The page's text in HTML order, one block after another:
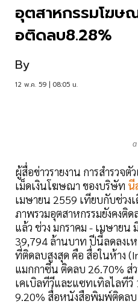
อุตสาหกรรมโฆษ
อติดลบ8.28%
By
12 พ.ค. 59 | 08:05 น.
a
ผู้สื่อข่าวรายงาน การสำรวจ
เม็ดเงินโฆษณา ของบริษัท นี
เมษายน 2559 เทียบกับช่วง
ภาพรวมอุตสาหกรรมยังคงติ
แล้ว ช่วง มกราคม - เมษายน
39,794 ล้านบาท ปีนี้ลดลงเ
ที่ติดลบสูงสุด คือ สื่อในห้าง
แมกกาซีน ติดลบ 26.70% ส่
เคเบิลทีวีและแซทเทิลไลที
9.20% สื่อหนังสือพิมพ์ติดลบ